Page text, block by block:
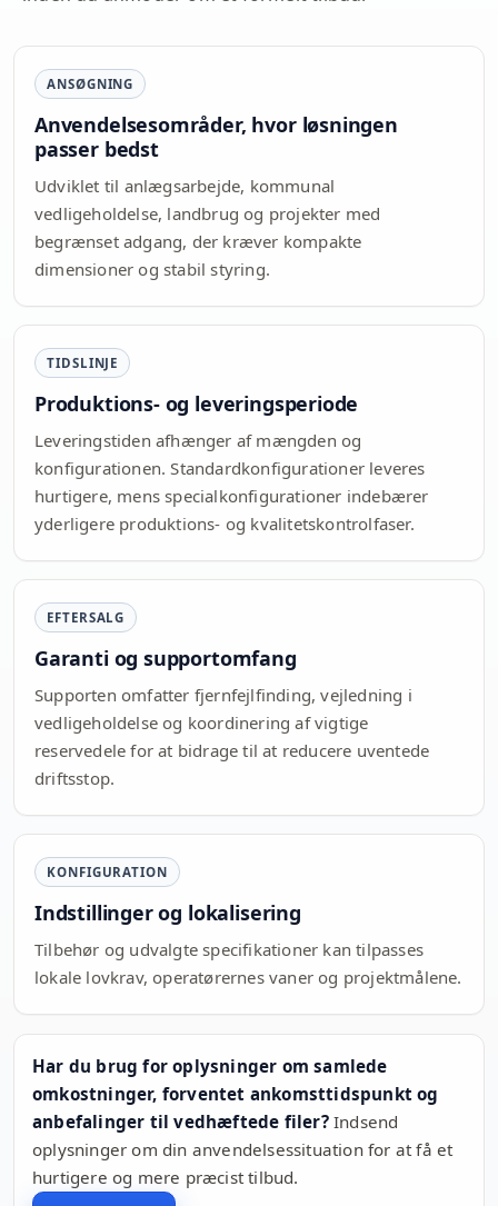
ANSØGNING
Anvendelsesområder, hvor løsningen
passer bedst
Udviklet til anlægsarbejde, kommunal
vedligeholdelse, landbrug og projekter med
begrænset adgang, der kræver kompakte
dimensioner og stabil styring.
TIDSLINJE
Produktions- og leveringsperiode
Leveringstiden afhænger af mængden og
konfigurationen. Standardkonfigurationer leveres
hurtigere, mens specialkonfigurationer indebærer
yderligere produktions- og kvalitetskontrolfaser.
EFTERSALG
Garanti og supportomfang
Supporten omfatter fjernfejlfinding, vejledning i
vedligeholdelse og koordinering af vigtige
reservedele for at bidrage til at reducere uventede
driftsstop.
KONFIGURATION
Indstillinger og lokalisering
Tilbehør og udvalgte specifikationer kan tilpasses
lokale lovkrav, operatørernes vaner og projektmålene.
Har du brug for oplysninger om samlede
omkostninger, forventet ankomsttidspunkt og
anbefalinger til vedhæftede filer?Indsend
oplysninger om din anvendelsessituation for at få et
hurtigere og mere præcist tilbud.